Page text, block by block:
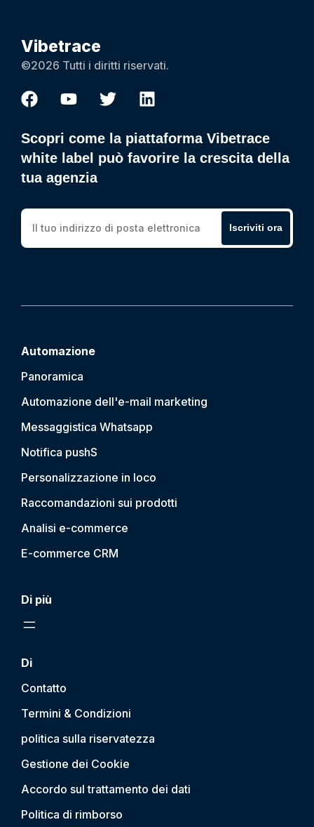
Vibetrace
©2026 Tutti i diritti riservati.
Scopri come la piattaforma Vibetrace
white label può favorire la crescita della
tua agenzia
Iscriviti ora
Automazione
Panoramica
Automazione dell'e-mail marketing
Messaggistica Whatsapp
Notifica pushS
Personalizzazione in loco
Raccomandazioni sui prodotti
Analisi e-commerce
E-commerce CRM
Di più
Di
Contatto
Termini & Condizioni
politica sulla riservatezza
Gestione dei Cookie
Accordo sul trattamento dei dati
Politica di rimborso